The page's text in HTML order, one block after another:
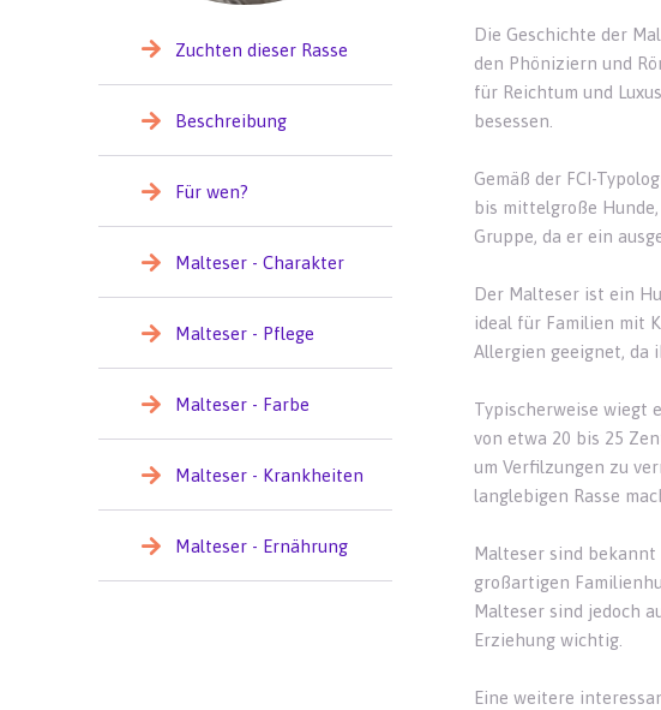
Zuchten dieser Rasse
Beschreibung
Für wen?
Malteser - Charakter
Malteser - Pflege
Malteser - Farbe
Malteser - Krankheiten
Malteser - Ernährung
Die Geschichte der
den Phöniziern und
für Reichtum und
besessen.
Gemäß der FCI-
bis mittelgroße
Gruppe, da er ein
Der Malteser ist ein
ideal für Familien mit
Allergien geeignet, da
Typischerweise wiegt
von etwa 20 bis 25
um Verfilzungen zu
langlebigen Rasse
Malteser sind
großartigen
Malteser sind jedoch
Erziehung wichtig.
Eine weitere